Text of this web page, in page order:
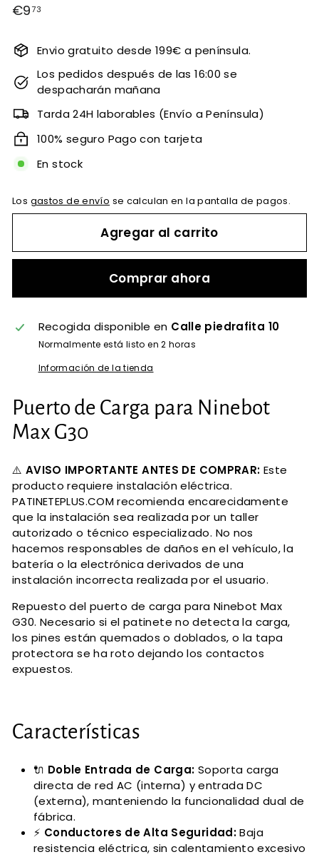
Precio
€9 73
Envio gratuito desde 199€ a península.
Los pedidos después de las 16:00 se
despacharán mañana
Tarda 24H laborables (Envío a Península)
100% seguro Pago con tarjeta
En stock
Los gastos de envío se calculan en la pantalla de pagos.
Agregar al carrito
Comprar ahora
Recogida disponible en Calle piedrafita 10
Normalmente está listo en 2 horas
Información de la tienda
Puerto de Carga para Ninebot
Max G30
⚠️ AVISO IMPORTANTE ANTES DE COMPRAR: Este
producto requiere instalación eléctrica.
PATINETEPLUS.COM recomienda encarecidamente
que la instalación sea realizada por un taller
autorizado o técnico especializado. No nos
hacemos responsables de daños en el vehículo, la
batería o la electrónica derivados de una
instalación incorrecta realizada por el usuario.
Repuesto del puerto de carga para Ninebot Max
G30. Necesario si el patinete no detecta la carga,
los pines están quemados o doblados, o la tapa
protectora se ha roto dejando los contactos
expuestos.
Características
🔌 Doble Entrada de Carga: Soporta carga
directa de red AC (interna) y entrada DC
(externa), manteniendo la funcionalidad dual de
fábrica.
⚡ Conductores de Alta Seguridad:Baja
resistencia eléctrica, sin calentamiento excesivo